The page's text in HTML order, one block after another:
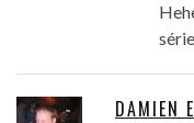
DAMIEN